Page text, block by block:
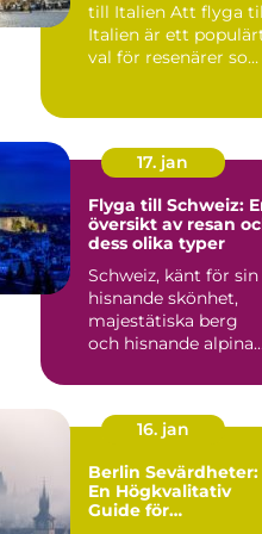
till Italien Att flyga till
Italien är ett
val för resenärer som
17. jan
Flyga till Schweiz:
översikt av resan
dess olika typer
Schweiz, känt för sin
hisnande skönhet,
majestätiska berg
och hisnande alpina
besök...
16. jan
Berlin Sevärdheter:
En Högkvalitativ
Guide för